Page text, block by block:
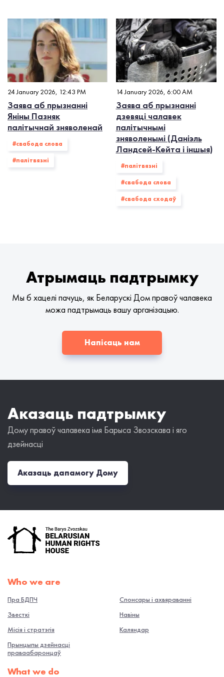
24 January 2026, 12:43 PM
Заява аб прызнанні
Яніны Пазняк
палітычнай зняволенай
#свабода слова
#палiтвязнi
14 January 2026, 6:00 AM
Заява аб прызнанні
дзевяці чалавек
палітычнымі
зняволенымі (Даніэль
Ландсей-Кейта і іншыя)
#палiтвязнi
#свабода слова
#свабода сходаў
Атрымаць падтрымку
Мы б хацелі пачуць, як Беларускі Дом правоў чалавека
можа падтрымаць вашу арганізацыю.
Напісаць нам
Аказаць падтрымку
Дому правоў чалавека імя Барыса Звозскава і яго
дзейнасці
Аказаць дапамогу Дому
Who we are
Пра БДПЧ
Звесткі
Місія і стратэгія
Прынцыпы дзейнасці
праваабаронцаў
Спонсары і ахвяраванні
Навiны
Каляндар
What we do